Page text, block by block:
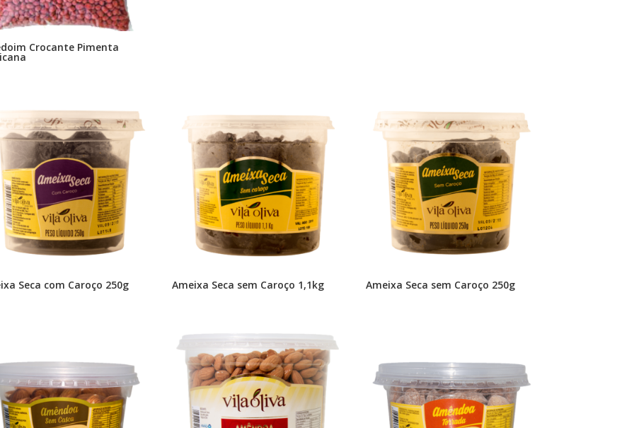
Crocante Pimenta
Seca com Caroço 250g Ameixa Seca sem Caroço 1,1kg Ameixa Seca sem Caroço 250g